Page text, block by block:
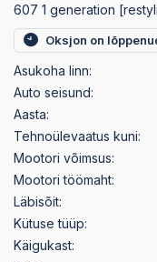
607 1 generation
Oksjon on
Asukoha linn:
Auto seisund:
Aasta:
Tehnoülevaatus kuni:
Mootori võimsus:
Mootori töömaht:
Läbisõit:
Kütuse tüüp:
Käigukast: